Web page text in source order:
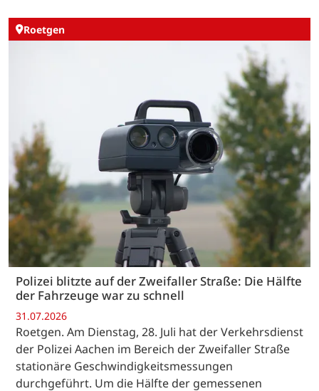
Roetgen
Polizei blitzte auf der Zweifaller Straße: Die Hälfte
der Fahrzeuge war zu schnell
31.07.2026
Roetgen. Am Dienstag, 28. Juli hat der Verkehrsdienst
der Polizei Aachen im Bereich der Zweifaller Straße
stationäre Geschwindigkeitsmessungen
durchgeführt. Um die Hälfte der gemessenen